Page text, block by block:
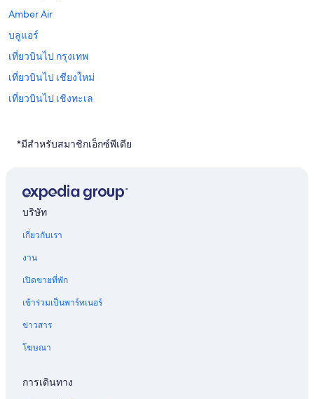
Amber Air
บลูแอร์
เที่ยวบินไป กรุงเทพ
เที่ยวบินไป เชียงใหม่
เที่ยวบินไป เชิงทะเล
เที่ยวบินไป กมลา
เที่ยวบินไป เกาะช้าง
เที่ยวบินไป เกาะลันตา
เที่ยวบินไป ไม้ขาว
เที่ยวบินไป ป่าตอง
เที่ยวบินไป พัทยา
*มีสำหรับสมาชิกเอ็กซ์พีเดีย
บริษัท
เกี่ยวกับเรา
งาน
เปิดขายที่พัก
เข้าร่วมเป็นพาร์ทเนอร์
ข่าวสาร
โฆษณา
การเดินทาง